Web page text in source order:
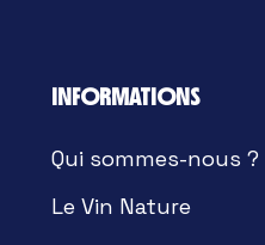
INFORMATIONS
Qui sommes-nous ?
Le Vin Nature